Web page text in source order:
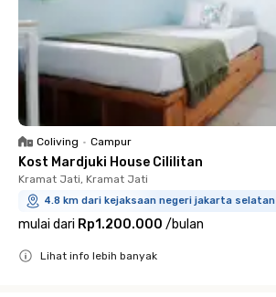
Coliving • Campur
Kost Mardjuki House Cililitan
Kramat Jati, Kramat Jati
4.8 km dari kejaksaan negeri jakarta selatan
mulai dari Rp1.200.000 /bulan
Lihat info lebih banyak